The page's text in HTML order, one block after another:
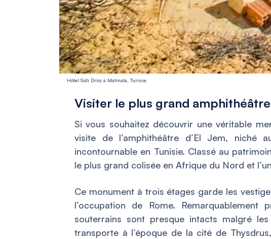
Hôtel Sidi Driss à Matmata, Tunisie
Visiter le plus grand amphithéâtre
Si vous souhaitez découvrir une véritable
visite de l’amphithéâtre d’El Jem, niché
incontournable en Tunisie. Classé au
le plus grand colisée en Afrique du Nord et
Ce monument à trois étages garde les
l’occupation de Rome. Remarquablement
souterrains sont presque intacts malgré
transporte à l’époque de la cité de